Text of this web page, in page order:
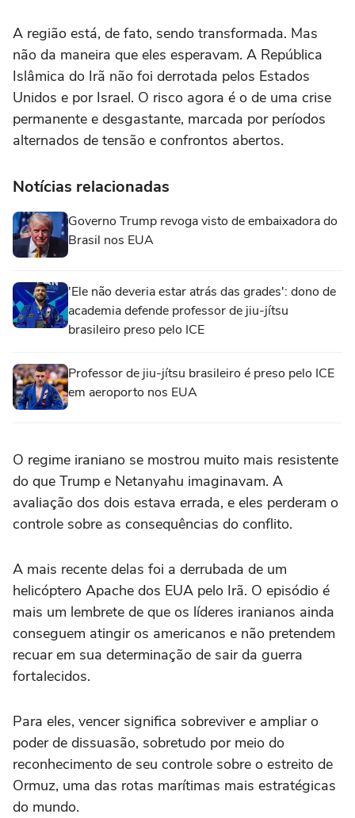
A região está, de fato, sendo transformada. Mas
não da maneira que eles esperavam. A República
Islâmica do Irã não foi derrotada pelos Estados
Unidos e por Israel. O risco agora é o de uma crise
permanente e desgastante, marcada por períodos
alternados de tensão e confrontos abertos.
Notícias relacionadas
Governo Trump revoga visto de embaixadora do
Brasil nos EUA
'Ele não deveria estar atrás das grades': dono de
academia defende professor de jiu-jítsu
brasileiro preso pelo ICE
Professor de jiu-jítsu brasileiro é preso pelo ICE
em aeroporto nos EUA
O regime iraniano se mostrou muito mais resistente
do que Trump e Netanyahu imaginavam. A
avaliação dos dois estava errada, e eles perderam o
controle sobre as consequências do conflito.
A mais recente delas foi a derrubada de um
helicóptero Apache dos EUA pelo Irã. O episódio é
mais um lembrete de que os líderes iranianos ainda
conseguem atingir os americanos e não pretendem
recuar em sua determinação de sair da guerra
fortalecidos.
Para eles, vencer significa sobreviver e ampliar o
poder de dissuasão, sobretudo por meio do
reconhecimento de seu controle sobre o estreito de
Ormuz, uma das rotas marítimas mais estratégicas
do mundo.